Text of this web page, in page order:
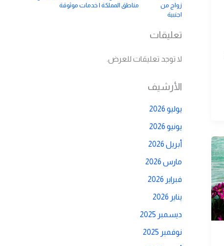
مناطق المملكة | خدمات موثوقة
تعليقات
لا توجد تعليقات للعرض.
الأرشيف
يوليو 2026
يونيو 2026
أبريل 2026
مارس 2026
فبراير 2026
يناير 2026
ديسمبر 2025
نوفمبر 2025